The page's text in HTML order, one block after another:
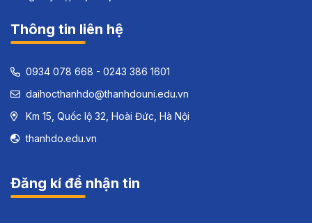
Thông tin liên hệ
0934 078 668 - 0243 386 1601
daihocthanhdo@thanhdouni.edu.vn
Km 15, Quốc lộ 32, Hoài Đức, Hà Nội
thanhdo.edu.vn
Đăng kí để nhận tin